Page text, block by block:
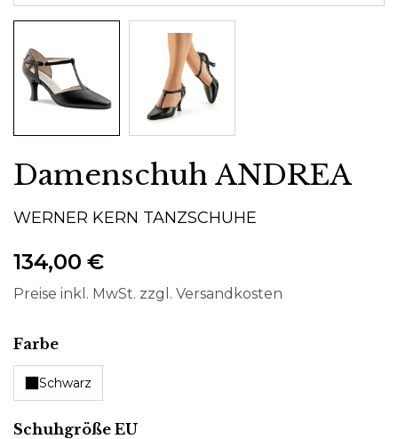
Damenschuh ANDREA
WERNER KERN TANZSCHUHE
134,00 €
Preise inkl. MwSt. zzgl. Versandkosten
Farbeauswählen
Schwarz
Schuhgröße EUauswählen